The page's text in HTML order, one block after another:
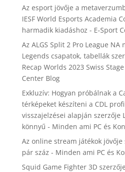
Az esport jövője a
IESF World Esports Academia
harmadik kiadáshoz - E-Sport
Az ALGS Split 2 Pro League NA
Legends csapatok, tabellák
Recap Worlds 2023 Swiss
Center Blog
Exkluzív: Hogyan próbálnak a
térképeket készíteni a CDL
visszajelzései alapján szerzője
könnyű - Minden ami PC és
Az online stream játékok jövője
pár száz - Minden ami PC és
Squid Game Fighter 3Dszerzője